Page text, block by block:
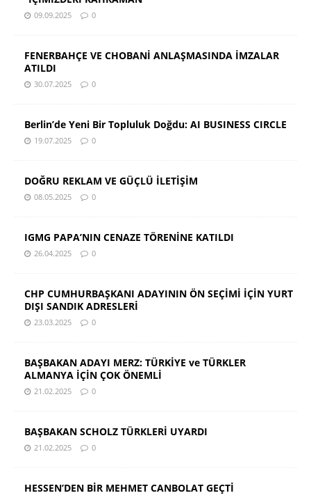
09.09.2025 0
FENERBAHÇE VE CHOBANİ ANLAŞMASINDA İMZALAR
ATILDI
30.07.2025 0
Berlin’de Yeni Bir Topluluk Doğdu: AI BUSINESS CIRCLE
19.07.2025 0
DOĞRU REKLAM VE GÜÇLÜ İLETİŞİM
08.05.2025 0
IGMG PAPA’NIN CENAZE TÖRENİNE KATILDI
26.04.2025 0
CHP CUMHURBAŞKANI ADAYININ ÖN SEÇİMİ İÇİN YURT
DIŞI SANDIK ADRESLERİ
23.03.2025 0
BAŞBAKAN ADAYI MERZ: TÜRKİYE ve TÜRKLER
ALMANYA İÇİN ÇOK ÖNEMLİ
21.02.2025 0
BAŞBAKAN SCHOLZ TÜRKLERİ UYARDI
21.02.2025 0
HESSEN’DEN BİR MEHMET CANBOLAT GEÇTİ